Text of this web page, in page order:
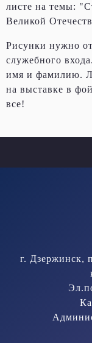
листе на темы:
Великой
Рисунки нужно
служебного
имя и фамилию.
на выставке в
все!
г. Дзержинск,